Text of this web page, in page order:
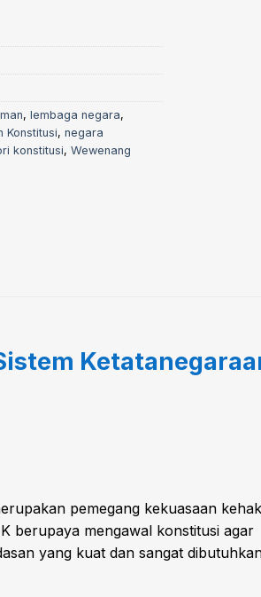
, lembaga negara,
Konstitusi, negara
konstitusi, Wewenang
pemegang kekuasaan
berupaya mengawal konstitusi agar
yang kuat dan sangat